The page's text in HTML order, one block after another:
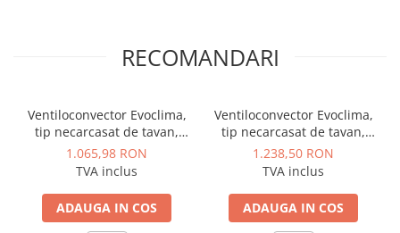
Pistoale si capsatoare
Compresoare de aer
Generatoare de curent electric
Instrumente de masura
Unelte si scule de mana
RECOMANDARI
Ventiloconvector Evoclima,
tip necarcasat de tavan,
model 3 randuri FC3 20 2,44
kw
1.065,98 RON
TVA inclus
ADAUGA IN COS
Ventiloconvector Evoclima,
tip necarcasat de tavan,
model 3 randuri FC3 35 3,49
kw
1.238,50 RON
TVA inclus
ADAUGA IN COS